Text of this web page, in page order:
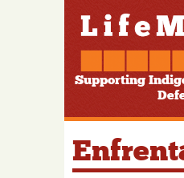
Supporting